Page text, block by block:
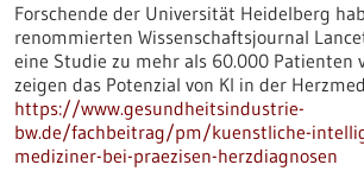
Forschende der Universität Heidelberg
renommierten Wissenschaftsjournal
eine Studie zu mehr als 60.000 Patienten
zeigen das Potenzial von KI in der
https://www.gesundheitsindustrie-
bw.de/fachbeitrag/pm/kuenstliche-
mediziner-bei-praezisen-herzdiagnosen